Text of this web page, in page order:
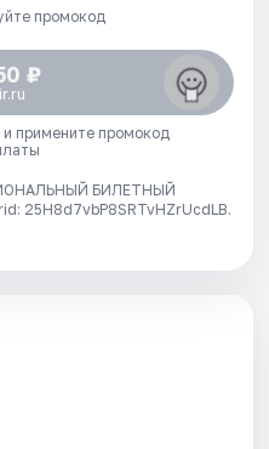
промокод
₽
примените промокод
БИЛЕТНЫЙ
25H8d7vbP8SRTvHZrUcdLB.